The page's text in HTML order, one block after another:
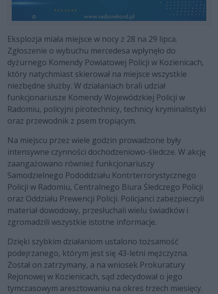
Eksplozja miała miejsce w nocy z 28 na 29 lipca.
Zgłoszenie o wybuchu mercedesa wpłynęło do
dyżurnego Komendy Powiatowej Policji w Kozienicach,
który natychmiast skierował na miejsce wszystkie
niezbędne służby. W działaniach brali udział
funkcjonariusze Komendy Wojewódzkiej Policji w
Radomiu, policyjni pirotechnicy, technicy kryminalistyki
oraz przewodnik z psem tropiącym.
Na miejscu przez wiele godzin prowadzone były
intensywne czynności dochodzeniowo-śledcze. W akcję
zaangażowano również funkcjonariuszy
Samodzielnego Pododdziału Kontrterrorystycznego
Policji w Radomiu, Centralnego Biura Śledczego Policji
oraz Oddziału Prewencji Policji. Policjanci zabezpieczyli
materiał dowodowy, przesłuchali wielu świadków i
zgromadzili wszystkie istotne informacje.
Dzięki szybkim działaniom ustalono tożsamość
podejrzanego, którym jest się 43-letni mężczyzna.
Został on zatrzymany, a na wniosek Prokuratury
Rejonowej w Kozienicach, sąd zdecydował o jego
tymczasowym aresztowaniu na okres trzech miesięcy.